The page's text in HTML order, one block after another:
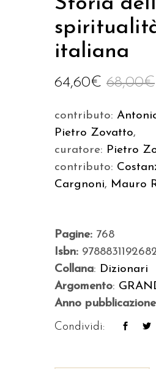
italiana
68,00€
64,60€
contributo:
Pietro Zovatto,
curatore: Pietro
contributo:
Cargnoni, Mauro
Pagine: 768
Isbn:
Collana: Dizionari
Argomento:
Anno
Condividi: